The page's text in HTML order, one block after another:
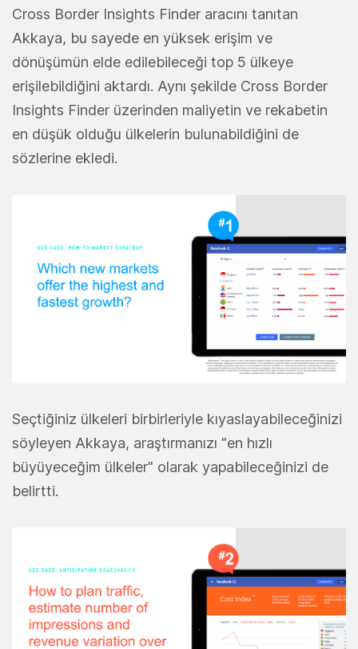
Cross Border Insights Finder aracını tanıtan
Akkaya, bu sayede en yüksek erişim ve
dönüşümün elde edilebileceği top 5 ülkeye
erişilebildiğini aktardı. Aynı şekilde Cross Border
Insights Finder üzerinden maliyetin ve rekabetin
en düşük olduğu ülkelerin bulunabildiğini de
sözlerine ekledi.
Seçtiğiniz ülkeleri birbirleriyle kıyaslayabileceğinizi
söyleyen Akkaya, araştırmanızı "en hızlı
büyüyeceğim ülkeler" olarak yapabileceğinizi de
belirtti.